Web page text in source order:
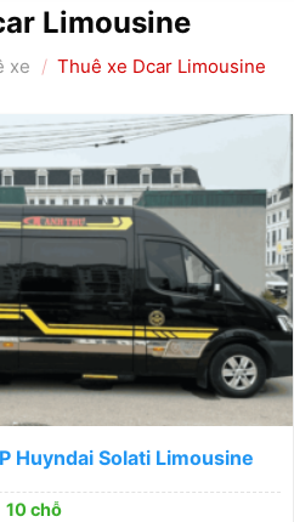
Limousine
xe / Thuê xe Dcar Limousine
Huyndai Solati Limousine
10 chỗ